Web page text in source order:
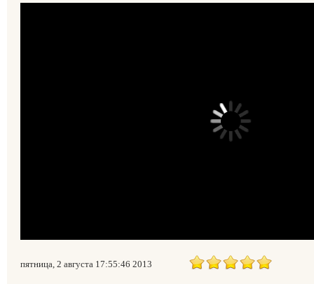
пятница, 2 августа 17:55:46 2013